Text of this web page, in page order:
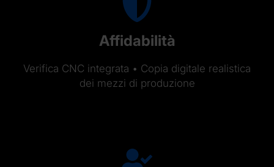
Affidabilità
Verifica CNC integrata • Copia digitale realistica
dei mezzi di produzione